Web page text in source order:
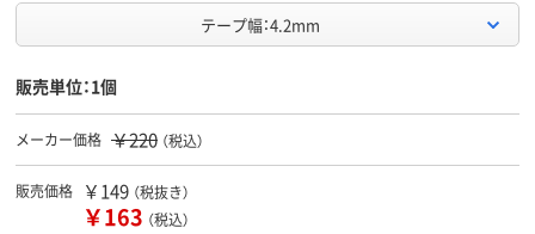
テープ幅：4.2mm
販売単位：1個
メーカー価格 ￥220 （税込）
販売価格 ￥149 （税抜き）
￥163 （税込）